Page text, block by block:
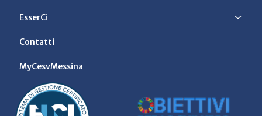
EsserCi
Contatti
MyCesvMessina